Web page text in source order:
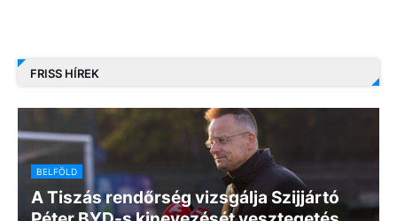
FRISS HÍREK
BELFÖLD
A Tiszás rendőrség vizsgálja Szijjártó